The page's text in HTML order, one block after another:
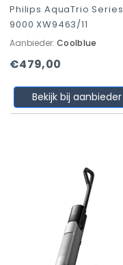
Philips AquaTrio Series
9000 XW9463/11
Aanbieder: Coolblue
€479,00
Bekijk bij aanbieder